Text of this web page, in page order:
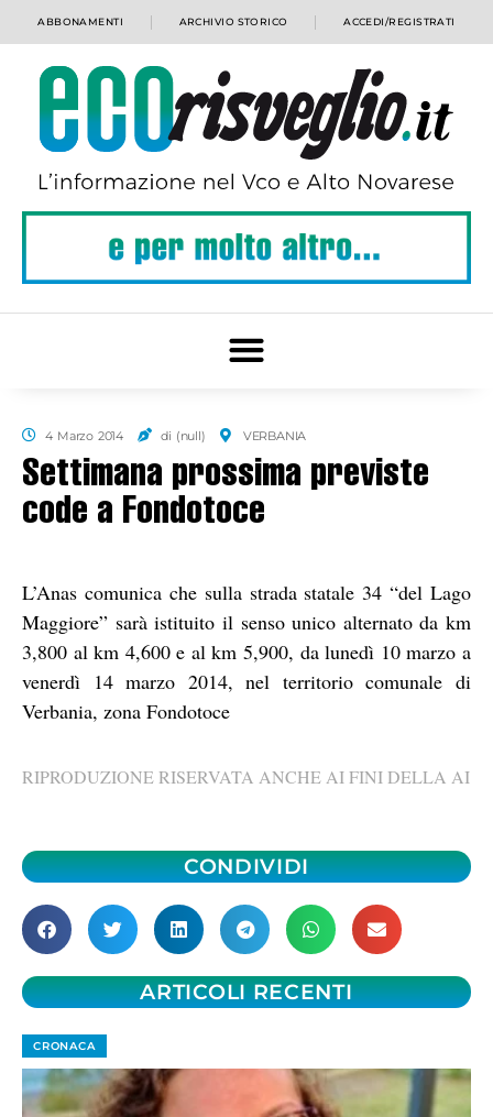
ABBONAMENTI ARCHIVIO STORICO ACCEDI/REGISTRATI
4 Marzo 2014 di (null) VERBANIA
Settimana prossima previste
code a Fondotoce
L’Anas comunica che sulla strada statale 34 “del Lago
Maggiore” sarà istituito il senso unico alternato da km
3,800 al km 4,600 e al km 5,900, da lunedì 10 marzo a
venerdì 14 marzo 2014, nel territorio comunale di
Verbania, zona Fondotoce
RIPRODUZIONE RISERVATA ANCHE AI FINI DELLA AI
CONDIVIDI
ARTICOLI RECENTI
CRONACA